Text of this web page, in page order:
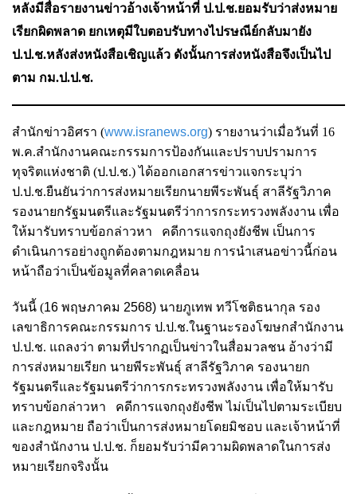
หลังมีสื่อรายงานข่าวอ้างเจ้าหน้าที่ ป.ป.ช.ยอมรับว่าส่งหมาย
เรียกผิดพลาด ยกเหตุมีใบตอบรับทางไปรษณีย์กลับมายัง
ป.ป.ช.หลังส่งหนังสือเชิญแล้ว ดังนั้นการส่งหนังสือจึงเป็นไป
ตาม กม.ป.ป.ช.
สำนักข่าวอิศรา (www.isranews.org) รายงานว่าเมื่อวันที่ 16
พ.ค.สำนักงานคณะกรรมการป้องกันและปราบปรามการ
ทุจริตแห่งชาติ (ป.ป.ช.) ได้ออกเอกสารข่าวแจกระบุว่า
ป.ป.ช.ยืนยันว่าการส่งหมายเรียกนายพีระพันธุ์ สาลีรัฐวิภาค
รองนายกรัฐมนตรีและรัฐมนตรีว่าการกระทรวงพลังงาน เพื่อ
ให้มารับทราบข้อกล่าวหา คดีการแจกถุงยังชีพ เป็นการ
ดำเนินการอย่างถูกต้องตามกฎหมาย การนำเสนอข่าวนี้ก่อน
หน้าถือว่าเป็นข้อมูลที่คลาดเคลื่อน
วันนี้ (16 พฤษภาคม 2568) นายภูเทพ ทวีโชติธนากุล รอง
เลขาธิการคณะกรรมการ ป.ป.ช.ในฐานะรองโฆษกสำนักงาน
ป.ป.ช. แถลงว่า ตามที่ปรากฏเป็นข่าวในสื่อมวลชน อ้างว่ามี
การส่งหมายเรียก นายพีระพันธุ์ สาลีรัฐวิภาค รองนายก
รัฐมนตรีและรัฐมนตรีว่าการกระทรวงพลังงาน เพื่อให้มารับ
ทราบข้อกล่าวหา คดีการแจกถุงยังชีพ ไม่เป็นไปตามระเบียบ
และกฎหมาย ถือว่าเป็นการส่งหมายโดยมิชอบ และเจ้าหน้าที่
ของสำนักงาน ป.ป.ช. ก็ยอมรับว่ามีความผิดพลาดในการส่ง
หมายเรียกจริงนั้น